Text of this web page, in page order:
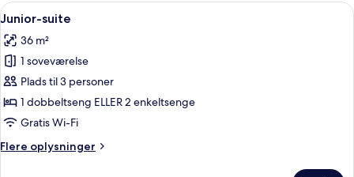
Indlæs
alle
billeder
af
Junior-
suite
Et moderne hotelværelse med en
5
Junior-suite
36 m²
1 soveværelse
Plads til 3 personer
1 dobbeltseng ELLER 2 enkeltsenge
Gratis Wi-Fi
Flere oplysninger
Flere